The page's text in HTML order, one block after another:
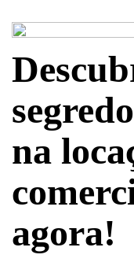
na
agora!